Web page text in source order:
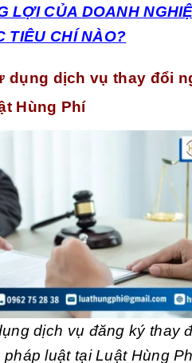
LỢI CỦA DOANH
TIÊU CHÍ NÀO?
dụng dịch vụ thay đổi
Hùng Phí
dịch vụ đăng ký thay
pháp luật tại Luật Hùng